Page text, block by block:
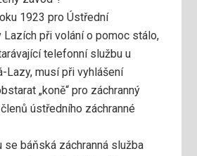
1923 pro Ústřední
Lazích při volání o pomoc stálo,
telefonní službu u
Lazy, musí při vyhlášení
„koně“ pro záchranný
ústředního záchranné
se báňská záchranná služba